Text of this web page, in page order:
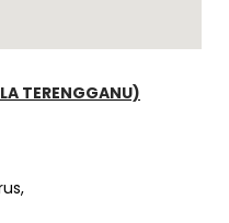
TERENGGANU)